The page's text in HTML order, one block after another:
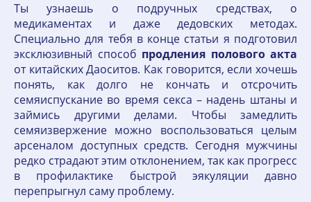
Ты узнаешь о подручных средствах, о
медикаментах и даже дедовских методах.
Специально для тебя в конце статьи я подготовил
эксклюзивный способ продления полового акта
от китайских Даоситов. Как говорится, если хочешь
понять, как долго не кончать и отсрочить
семяиспускание во время секса – надень штаны и
займись другими делами. Чтобы замедлить
семяизвержение можно воспользоваться целым
арсеналом доступных средств. Сегодня мужчины
редко страдают этим отклонением, так как прогресс
в профилактике быстрой эякуляции давно
перепрыгнул саму проблему.